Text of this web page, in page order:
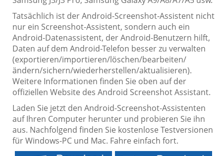
Tatsächlich ist der Android-Screenshot-Assistent nicht
nur ein Screenshot-Assistent, sondern auch ein
Android-Datenassistent, der Android-Benutzern hilft,
Daten auf dem Android-Telefon besser zu verwalten
(exportieren/importieren/löschen/bearbeiten/
ändern/sichern/wiederherstellen/aktualisieren).
Weitere Informationen finden Sie oben auf der
offiziellen Website des Android Screenshot Assistant.
Laden Sie jetzt den Android-Screenshot-Assistenten
auf Ihren Computer herunter und probieren Sie ihn
aus. Nachfolgend finden Sie kostenlose Testversionen
für Windows-PC und Mac. Fahre einfach fort.